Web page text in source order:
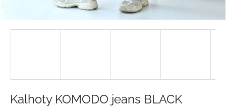
Kalhoty KOMODO jeans BLACK
j